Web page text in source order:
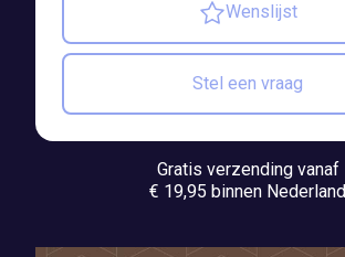
Wenslijst
Stel een vraag
Gratis verzending vanaf
€ 19,95 binnen Nederland